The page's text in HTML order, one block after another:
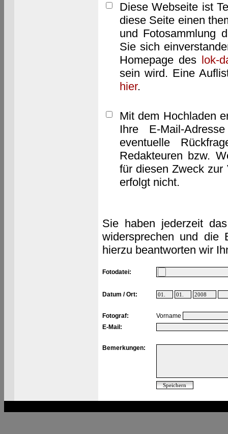
Diese Webseite ist
diese Seite einen
und Fotosammlung
Sie sich
Homepage des lok-
sein wird. Eine
hier.
Mit dem Hochladen
Ihre E-Mail-
eventuelle
Redakteuren bzw.
für diesen Zweck zur
erfolgt nicht.
Sie haben jederzeit
widersprechen und die
hierzu beantworten wir
Fotodatei:
Datum / Ort:
Fotograf:
Vorname
E-Mail:
Bemerkungen: